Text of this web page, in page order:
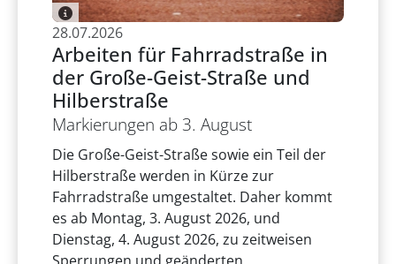
28.07.2026
Arbeiten für Fahrradstraße in
der Große-Geist-Straße und
Hilberstraße
Markierungen ab 3. August
Die Große-Geist-Straße sowie ein Teil der
Hilberstraße werden in Kürze zur
Fahrradstraße umgestaltet. Daher kommt
es ab Montag, 3. August 2026, und
Dienstag, 4. August 2026, zu zeitweisen